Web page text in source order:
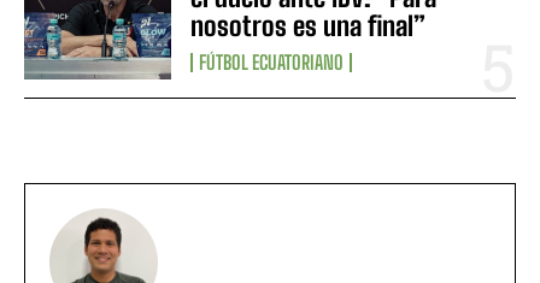
nosotros es una final”
FÚTBOL ECUATORIANO